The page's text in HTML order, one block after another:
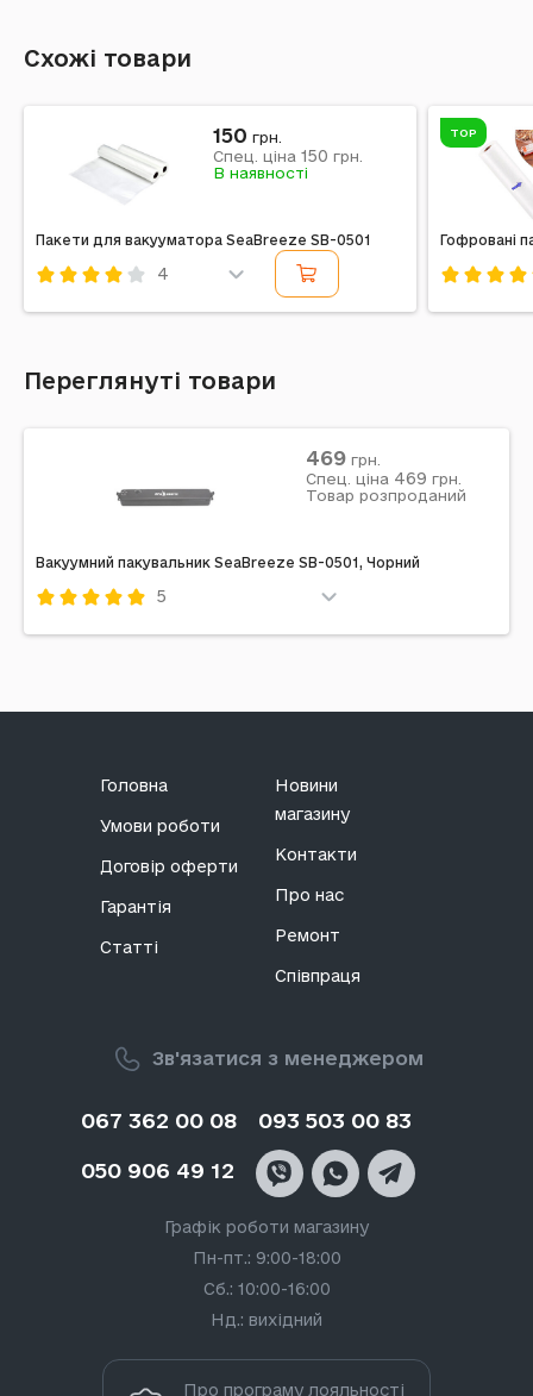
Схожі товари
Пакети для вакууматора SeaBreeze SB-0501
4
150 грн.
Спец. ціна 150 грн.
В наявності
TOP
Гофровані
Переглянуті товари
Вакуумний пакувальник SeaBreeze SB-0501, Чорний
5
469 грн.
Спец. ціна 469 грн.
Товар розпроданий
Зв'язатися з менеджером
067 362 00 08 093 503 00 83
050 906 49 12
Графік роботи магазину
Пн-пт.: 9:00-18:00
Сб.: 10:00-16:00
Нд.: вихідний
Головна
Умови роботи
Договір оферти
Гарантія
Статті
Новини
магазину
Контакти
Про нас
Ремонт
Співпраця
Про програму лояльності